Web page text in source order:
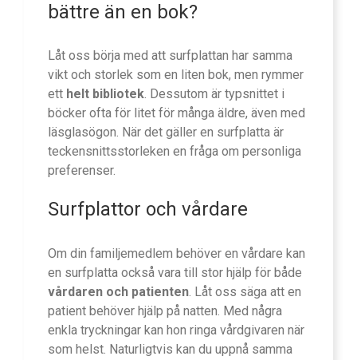
bättre än en bok?
Låt oss börja med att surfplattan har samma
vikt och storlek som en liten bok, men rymmer
ett helt bibliotek. Dessutom är typsnittet i
böcker ofta för litet för många äldre, även med
läsglasögon. När det gäller en surfplatta är
teckensnittsstorleken en fråga om personliga
preferenser.
Surfplattor och vårdare
Om din familjemedlem behöver en vårdare kan
en surfplatta också vara till stor hjälp för både
vårdaren och patienten . Låt oss säga att en
patient behöver hjälp på natten. Med några
enkla tryckningar kan hon ringa vårdgivaren när
som helst. Naturligtvis kan du uppnå samma